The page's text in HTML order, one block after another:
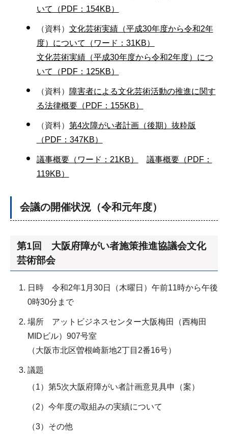
いて（PDF：154KB）
（資料） 文化芸術実績（平成30年度から令和2年
度）について（ワード：31KB）
文化芸術実績（平成30年度から令和2年度）につ
いて（PDF：125KB）
（資料）
障害者による文化芸術活動の推進に関す
る法律概要（PDF：155KB）
（資料） 第4次障がい者計画（後期）抜粋版
（PDF：347KB）
議事概要（ワード：21KB）
議事概要（PDF：
119KB）
会議の開催状況（令和元年度）
第1回 大阪府障がい者施策推進協議会文化
芸術部会
日時 令和2年1月30日（木曜日）午前11時から午後
0時30分まで
場所 アットビジネスセンター大阪梅田（西梅田
MIDビル）907号室
（大阪市北区曽根崎新地2丁目2番16号）
議題
（1）第5次大阪府障がい者計画意見具申（案）
（2）今年度の取組みの実績について
（3）その他